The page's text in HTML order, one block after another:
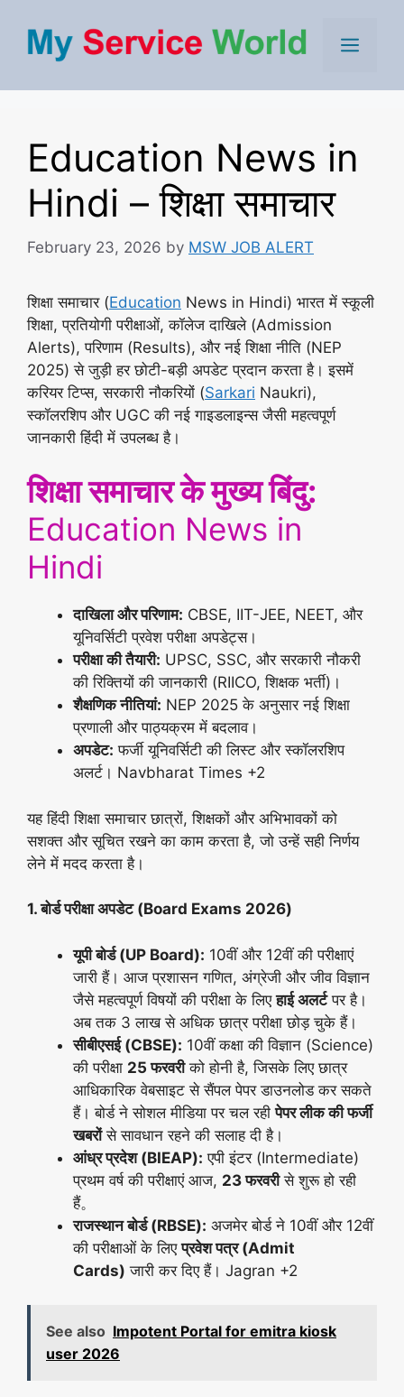
content
Menu
Education News in
Hindi – शिक्षा समाचार
February 23, 2026 by MSW JOB ALERT
शिक्षा समाचार (Education News in Hindi) भारत में स्कूली
शिक्षा, प्रतियोगी परीक्षाओं, कॉलेज दाखिले (Admission
Alerts), परिणाम (Results), और नई शिक्षा नीति (NEP
2025) से जुड़ी हर छोटी-बड़ी अपडेट प्रदान करता है। इसमें
करियर टिप्स, सरकारी नौकरियों (Sarkari Naukri),
स्कॉलरशिप और UGC की नई गाइडलाइन्स जैसी महत्वपूर्ण
जानकारी हिंदी में उपलब्ध है।
शिक्षा समाचार के मुख्य बिंदु:
Education News in
Hindi
दाखिला और परिणाम: CBSE, IIT-JEE, NEET, और
यूनिवर्सिटी प्रवेश परीक्षा अपडेट्स।
परीक्षा की तैयारी: UPSC, SSC, और सरकारी नौकरी
की रिक्तियों की जानकारी (RIICO, शिक्षक भर्ती)।
शैक्षणिक नीतियां: NEP 2025 के अनुसार नई शिक्षा
प्रणाली और पाठ्यक्रम में बदलाव।
अपडेट: फर्जी यूनिवर्सिटी की लिस्ट और स्कॉलरशिप
अलर्ट। Navbharat Times +2
यह हिंदी शिक्षा समाचार छात्रों, शिक्षकों और अभिभावकों को
सशक्त और सूचित रखने का काम करता है, जो उन्हें सही निर्णय
लेने में मदद करता है।
1. बोर्ड परीक्षा अपडेट (Board Exams 2026)
यूपी बोर्ड (UP Board): 10वीं और 12वीं की परीक्षाएं
जारी हैं। आज प्रशासन गणित, अंग्रेजी और जीव विज्ञान
जैसे महत्वपूर्ण विषयों की परीक्षा के लिएहाई अलर्टपर है।
अब तक 3 लाख से अधिक छात्र परीक्षा छोड़ चुके हैं।
सीबीएसई (CBSE): 10वीं कक्षा की विज्ञान (Science)
की परीक्षा 25 फरवरीको होनी है, जिसके लिए छात्र
आधिकारिक वेबसाइट से सैंपल पेपर डाउनलोड कर सकते
हैं। बोर्ड ने सोशल मीडिया पर चल रहीपेपर लीक की फर्जी
खबरोंसे सावधान रहने की सलाह दी है।
आंध्र प्रदेश (BIEAP): एपी इंटर (Intermediate)
प्रथम वर्ष की परीक्षाएं आज, 23 फरवरीसे शुरू हो रही
हैं。
राजस्थान बोर्ड (RBSE): अजमेर बोर्ड ने 10वीं और 12वीं
की परीक्षाओं के लिएप्रवेश पत्र (Admit
Cards) जारी कर दिए हैं। Jagran +2
See also Impotent Portal for emitra kiosk
user 2026